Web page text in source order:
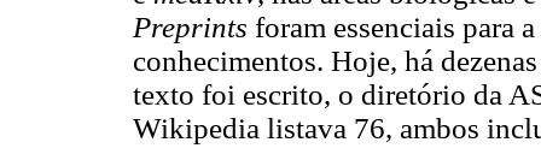
Preprints foram essenciais para
conhecimentos. Hoje, há
texto foi escrito, o diretório da
Wikipedia listava 76, ambos